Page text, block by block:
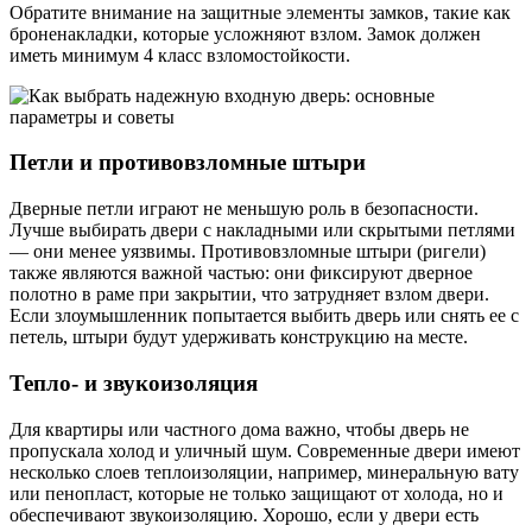
Обратите внимание на защитные элементы замков, такие как
броненакладки, которые усложняют взлом. Замок должен
иметь минимум 4 класс взломостойкости.
Петли и противовзломные штыри
Дверные петли играют не меньшую роль в безопасности.
Лучше выбирать двери с накладными или скрытыми петлями
— они менее уязвимы. Противовзломные штыри (ригели)
также являются важной частью: они фиксируют дверное
полотно в раме при закрытии, что затрудняет взлом двери.
Если злоумышленник попытается выбить дверь или снять ее с
петель, штыри будут удерживать конструкцию на месте.
Тепло- и звукоизоляция
Для квартиры или частного дома важно, чтобы дверь не
пропускала холод и уличный шум. Современные двери имеют
несколько слоев теплоизоляции, например, минеральную вату
или пенопласт, которые не только защищают от холода, но и
обеспечивают звукоизоляцию. Хорошо, если у двери есть